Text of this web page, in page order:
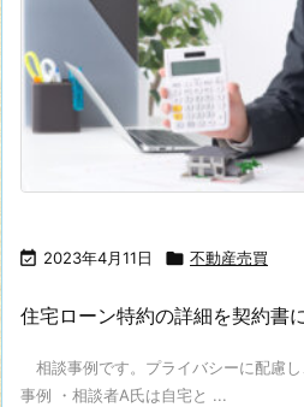
 2023年4月11日  不動産売買
住宅ローン特約の詳細を契約書
相談事例です。プライバシーに配慮し
事例 ・相談者A氏は自宅と ...